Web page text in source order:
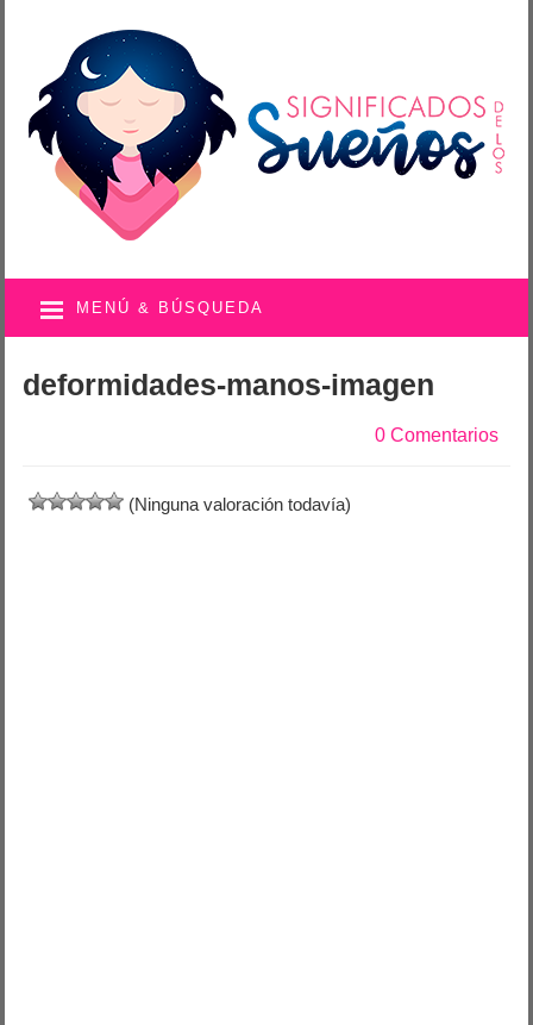
MENÚ & BÚSQUEDA
deformidades-manos-imagen
0 Comentarios
(Ninguna valoración todavía)